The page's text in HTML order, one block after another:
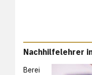
Nachhilfelehrer
Berei